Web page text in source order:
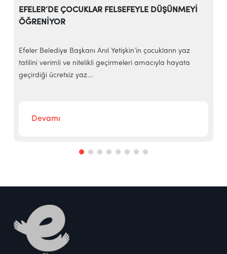
EFELER’DE ÇOCUKLAR FELSEFEYLE DÜŞÜNMEYİ
ÖĞRENİYOR
Efeler Belediye Başkanı Anıl Yetişkin’in çocukların yaz
tatilini verimli ve nitelikli geçirmeleri amacıyla hayata
geçirdiği ücretsiz yaz...
Devamı